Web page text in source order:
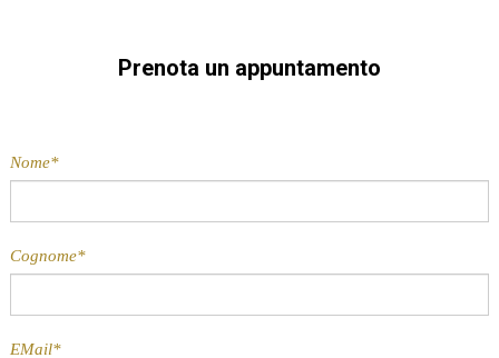
Prenota un appuntamento
Nome*
Cognome*
EMail*